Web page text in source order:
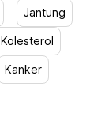
Jantung
Kolesterol
Kanker